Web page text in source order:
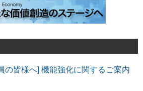
の皆様へ] 機能強化に関するご案内